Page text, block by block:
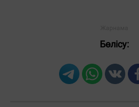
Бөлісу: